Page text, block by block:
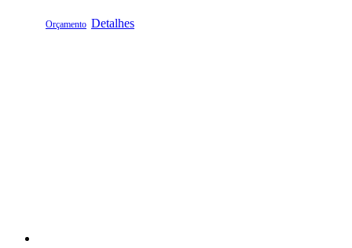
Orçamento Detalhes